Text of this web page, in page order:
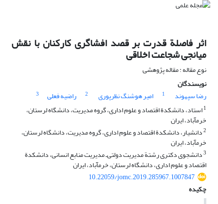
اثر فاصلة قدرت بر قصد افشاگری کارکنان با نقش
میانجی شجاعت اخلاقی
نوع مقاله : مقاله پژوهشی
نویسندگان
رضا سپهوند
1 امیر هوشنگ نظرپوری 2 راضیه فعلی
3
1استاد، دانشکدة اقتصاد و علوم اداری، گروه مدیریت، دانشگاه لرستان،
خرم‏آباد، ایران
2دانشیار، دانشکدة اقتصاد و علوم اداری، گروه مدیریت، دانشگاه لرستان،
خرم‏آباد، ایران
3دانشجوی دکتری رشتة مدیریت دولتی‌ـ مدیریت منابع انسانی، دانشکدة
اقتصاد و علوم اداری، دانشگاه لرستان، خرم‏آباد، ایران
10.22059/jomc.2019.285967.1007847
چکیده